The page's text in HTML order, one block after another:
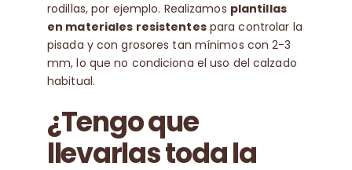
rodillas, por ejemplo. Realizamos plantillas
en materiales resistentespara controlar la
pisada y con grosores tan mínimos con 2-3
mm, lo que no condiciona el uso del calzado
habitual.
¿Tengo que
llevarlas toda la